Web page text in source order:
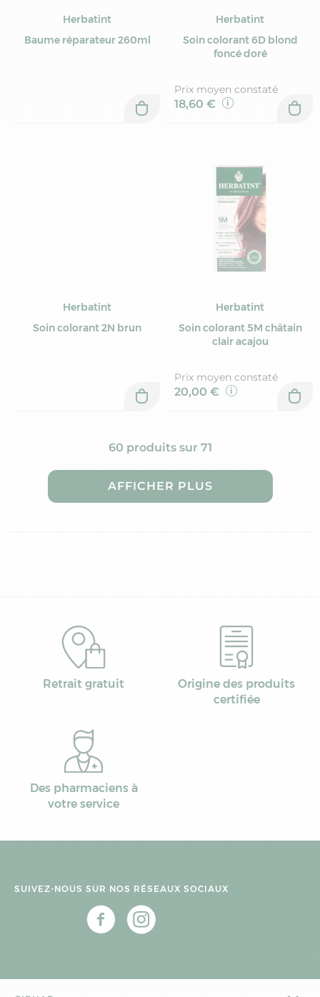
Herbatint
Baume réparateur 260ml
Herbatint
Soin colorant 6D blond
foncé doré
Prix moyen constaté
18,60 €
Herbatint
Soin colorant 2N brun
Herbatint
Soin colorant 5M châtain
clair acajou
Prix moyen constaté
20,00 €
60 produits sur 71
AFFICHER PLUS
Retrait gratuit
Origine des produits
certifiée
Des pharmaciens à
votre service
SUIVEZ-NOUS SUR NOS RÉSEAUX SOCIAUX